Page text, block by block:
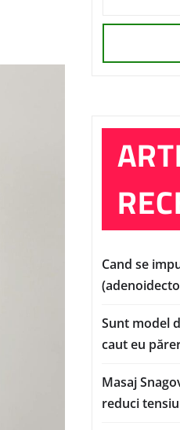
Cand se
Sunt model
caut eu
Masaj
reduci